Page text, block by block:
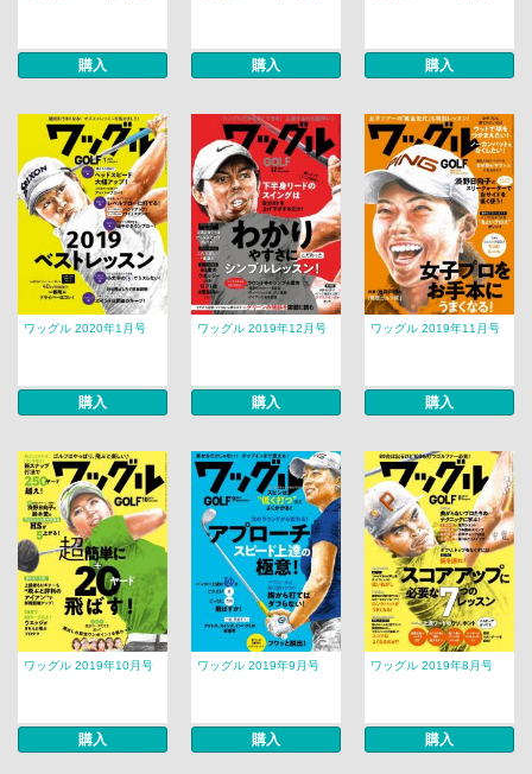
購入 購入 購入
ワッグル 2020年1月号
購入
ワッグル 2019年12月号
購入
ワッグル 2019年11月号
購入
ワッグル 2019年10月号
購入
ワッグル 2019年9月号
購入
ワッグル 2019年8月号
購入